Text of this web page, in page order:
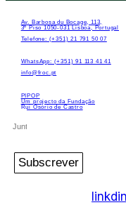
Av. Barbosa du Bocage, 113,
3º Piso 1050-031 Lisboa, Portugal
Telefone: (+351) 21 791 50 07
WhatsApp: (+351) 91 113 41 41
info@froc.pt
PIPOP
Um projecto da Fundação
Rui Osório de Castro
Subscrever